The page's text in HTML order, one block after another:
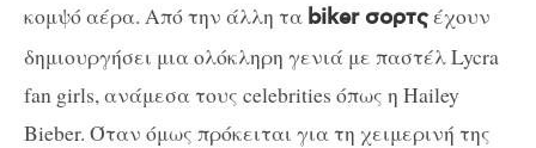
κομψό αέρα. Από την άλλη τα biker σορτςέχουν
δημιουργήσει μια ολόκληρη γενιά με παστέλ Lycra
fan girls, ανάμεσα τους celebrities όπως η Hailey
Bieber. Όταν όμως πρόκειται για τη χειμερινή της